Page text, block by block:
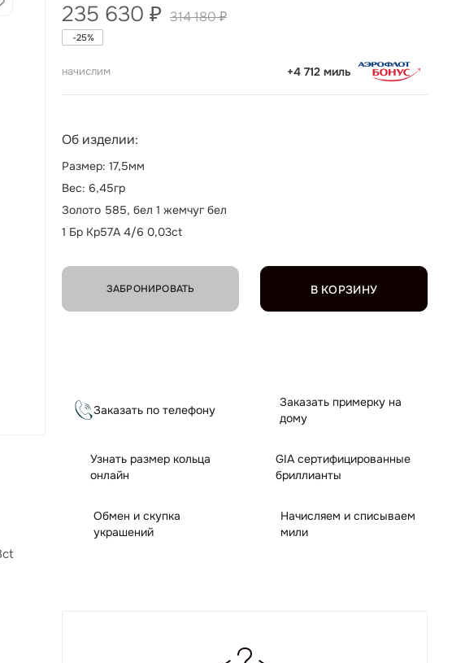
235 630 ₽ 314 180₽
-25%
начислим +4 712 миль
В КОРЗИНУ
Об изделии:
Размер: 17,5мм
Вес: 6,45гр
Золото 585, бел 1 жемчуг бел
1 Бр Кр57А 4/6 0,03ct
ЗАБРОНИРОВАТЬ
Заказать по телефону
Заказать примерку на
дому
Узнать размер кольца
онлайн
GIA сертифицированные
бриллианты
Обмен и скупка
украшений
Начисляем и списываем
мили